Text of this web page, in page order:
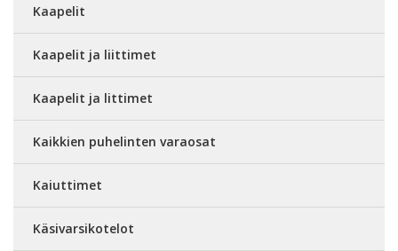
Kaapelit
Kaapelit ja liittimet
Kaapelit ja littimet
Kaikkien puhelinten varaosat
Kaiuttimet
Käsivarsikotelot